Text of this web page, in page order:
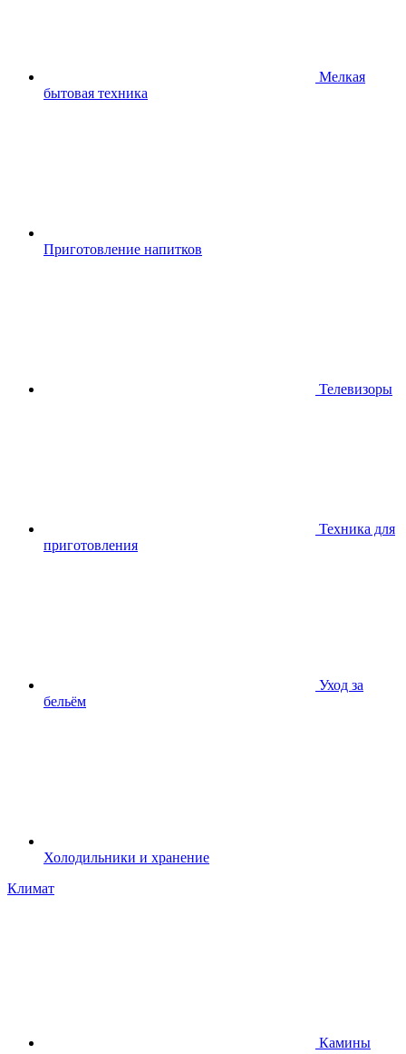
Мелкая
бытовая техника
Приготовление напитков
Телевизоры
Техника для
приготовления
Уход за
бельём
Холодильники и хранение
Климат
Камины